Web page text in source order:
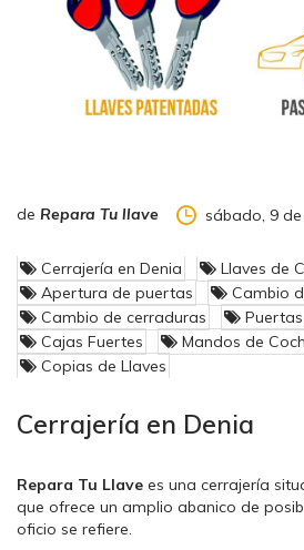
jubilación, a veces por la antigüedad
no es viable la instalación de un
nosotros le asesoramos,
de Repara Tu llave sábado, 9
Cerrajería en Denia
Llaves de
Apertura de puertas
Cambio
Cambio de cerraduras
Cajas Fuertes
Mandos de
Copias de Llaves
Cerrajería en Denia
Repara Tu Llave es una cerrajería
que ofrece un amplio abanico de
oficio se refiere.